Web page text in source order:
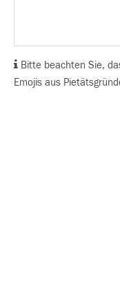
Bitte beachten Sie,
Emojis aus